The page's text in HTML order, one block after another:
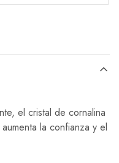
el cristal de cornalina
la confianza y el